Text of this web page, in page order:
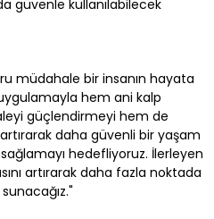
güvenle kullanılabilecek
müdahale bir insanın hayata
hem ani kalp
güçlendirmeyi hem de
daha güvenli bir yaşam
hedefliyoruz. İlerleyen
artırarak daha fazla noktada